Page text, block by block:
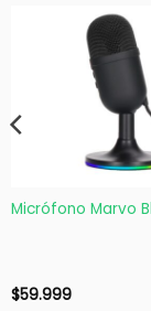
Micrófono Marvo
$59.999